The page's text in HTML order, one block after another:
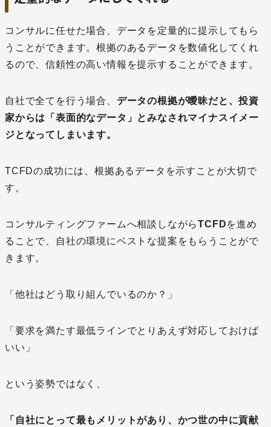
コンサルに任せた場合、データを定量的に提示してもら
うことができます。根拠のあるデータを数値化してくれ
るので、信頼性の高い情報を提示することができます。
自社で全てを行う場合、 データの根拠が曖昧だと、投資
家からは「表面的なデータ」とみなされマイナスイメー
ジとなってしまいます。
TCFDの成功には、根拠あるデータを示すことが大切で
す。
コンサルティングファームへ相談しながらTCFDを進め
ることで、自社の環境にベストな提案をもらうことがで
きます。
「他社はどう取り組んでいるのか？」
「要求を満たす最低ラインでとりあえず対応しておけば
いい」
という姿勢ではなく、
「自社にとって最もメリットがあり、かつ世の中に貢献